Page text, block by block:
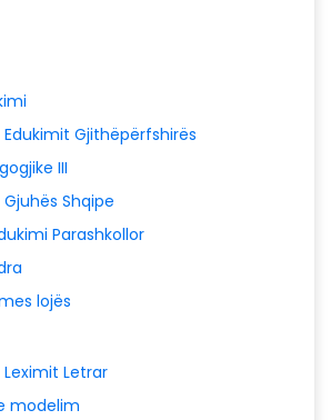
Gjithëpërfshirës
III
Shqipe
Parashkollor
lojës
Letrar
modelim